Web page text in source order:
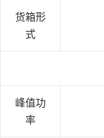
货箱形
式
峰值功
率